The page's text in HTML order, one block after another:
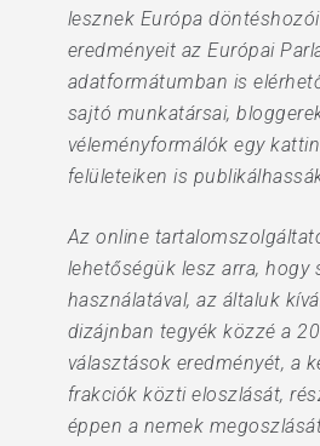
lesznek Európa
eredményeit az Európai
adatformátumban is
sajtó munkatársai,
véleményformálók egy
felületeiken is
Az online
lehetőségük lesz arra, hogy
használatával, az általuk
dizájnban tegyék közzé a
választások eredményét, a
frakciók közti eloszlását,
éppen a nemek